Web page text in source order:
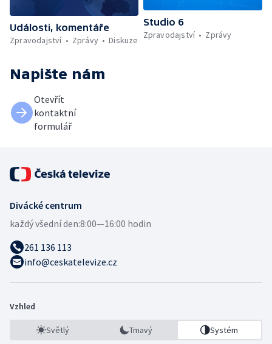
Události, komentáře
Zpravodajství
Zprávy Diskuze
Studio 6
Zpravodajství
Zprávy
Napište nám
Otevřít
kontaktní
formulář
Divácké centrum
každý všední den:8:00—16:00 hodin
261 136 113
info@ceskatelevize.cz
Vzhled
Světlý Tmavý Systém